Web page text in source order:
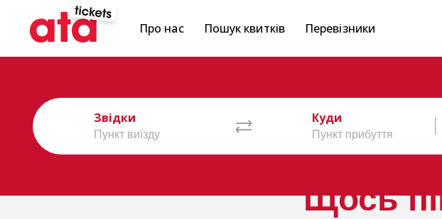
Щось
Про нас Пошук квитків Перевізники
Звідки Куди